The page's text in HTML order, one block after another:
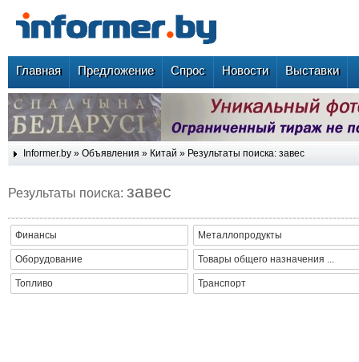
Главная Предложение Спрос Новости Выставки
Informer.by » Объявления » Китай » Результаты поиска: завес
Результаты поиска: завес
Финансы Металлопродукты
Оборудование Товары общего назначения ...
Топливо Транспорт